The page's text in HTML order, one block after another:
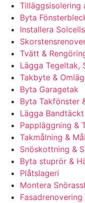
Tilläggsisolering
Byta
Installera
Tvätt &
Lägga Tegeltak,
Takbyte &
Byta Garagetak
Byta Takfönster
Lägga
Pappläggning &
Takmålning &
Snöskottning &
Byta stuprör &
Plåtslageri
Montera
Fasadrenovering